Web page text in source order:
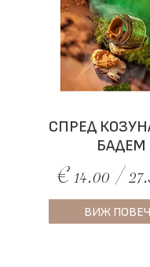
СПРЕД
БАДЕМ
€ 14.00 /
ВИЖ